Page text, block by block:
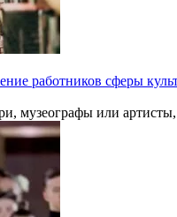
работников сферы
музеографы или